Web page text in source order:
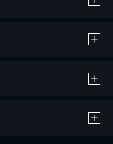
ド決済による作品の購入 / レンタルです。